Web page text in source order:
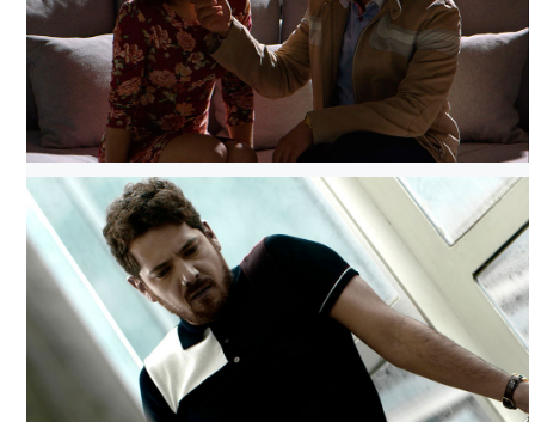
RENCOR TATUADO, TOMADA DE FILMINLATINO